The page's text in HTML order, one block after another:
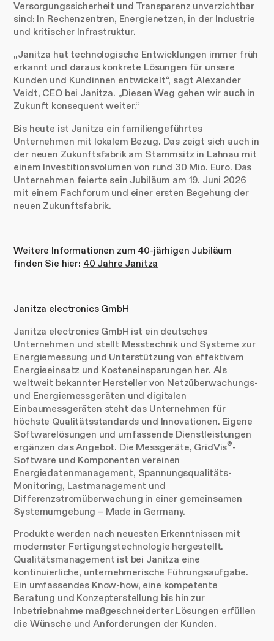
Versorgungssicherheit und Transparenz unverzichtbar
sind: In Rechenzentren, Energienetzen, in der Industrie
und kritischer Infrastruktur.
„Janitza hat technologische Entwicklungen immer früh
erkannt und daraus konkrete Lösungen für unsere
Kunden und Kundinnen entwickelt“, sagt Alexander
Veidt, CEO bei Janitza. „Diesen Weg gehen wir auch in
Zukunft konsequent weiter.“
Bis heute ist Janitza ein familiengeführtes
Unternehmen mit lokalem Bezug. Das zeigt sich auch in
der neuen Zukunftsfabrik am Stammsitz in Lahnau mit
einem Investitionsvolumen von rund 30 Mio. Euro. Das
Unternehmen feierte sein Jubiläum am 19. Juni 2026
mit einem Fachforum und einer ersten Begehung der
neuen Zukunftsfabrik.
Weitere Informationen zum 40-järhigen Jubiläum
finden Sie hier: 40 Jahre Janitza
Janitza electronics GmbH
Janitza electronics GmbH ist ein deutsches
Unternehmen und stellt Messtechnik und Systeme zur
Energiemessung und Unterstützung von effektivem
Energieeinsatz und Kosteneinsparungen her. Als
weltweit bekannter Hersteller von Netzüberwachungs-
und Energiemessgeräten und digitalen
Einbaumessgeräten steht das Unternehmen für
höchste Qualitätsstandards und Innovationen. Eigene
Softwarelösungen und umfassende Dienstleistungen
ergänzen das Angebot. Die Messgeräte, GridVis®-
Software und Komponenten vereinen
Energiedatenmanagement, Spannungsqualitäts-
Monitoring, Lastmanagement und
Differenzstromüberwachung in einer gemeinsamen
Systemumgebung – Made in Germany.
Produkte werden nach neuesten Erkenntnissen mit
modernster Fertigungstechnologie hergestellt.
Qualitätsmanagement ist bei Janitza eine
kontinuierliche, unternehmerische Führungsaufgabe.
Ein umfassendes Know-how, eine kompetente
Beratung und Konzepterstellung bis hin zur
Inbetriebnahme maßgeschneiderter Lösungen erfüllen
die Wünsche und Anforderungen der Kunden.